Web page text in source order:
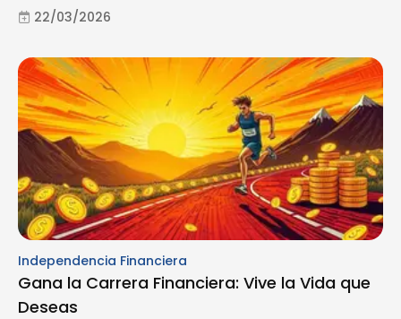
22/03/2026
Independencia Financiera
Gana la Carrera Financiera: Vive la Vida que
Deseas